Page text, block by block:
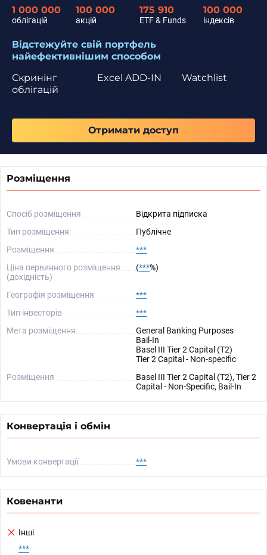
1 000 000
облігацій
100 000
акцій
175 910
ETF & Funds
100 000
індексів
Відстежуйте свій портфель
найефективнішим способом
Скринінг
облігацій
Watchlist
Excel ADD-IN
Отримати доступ
Розміщення
Спосіб розміщення
Відкрита підписка
Тип розміщення
Публічне
Розміщення
***
Ціна первинного розміщення
(дохідність)
(***%)
Географія розміщення
***
Тип інвесторів
***
Мета розміщення
General Banking Purposes
Bail-In
Basel III Tier 2 Capital (T2)
Tier 2 Capital - Non-specific
Розміщення
Basel III Tier 2 Capital (T2), Tier 2
Capital - Non-Specific, Bail-In
Конвертація і обмін
Умови конвертації ***
Ковенанти
Інші
***